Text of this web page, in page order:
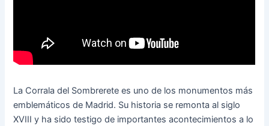
La Corrala del Sombrerete es uno de los monumentos más
emblemáticos de Madrid. Su historia se remonta al siglo
XVIII y ha sido testigo de importantes acontecimientos a lo